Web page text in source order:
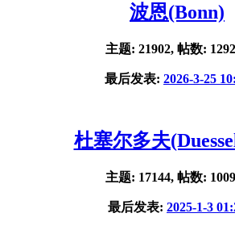
波恩(Bonn)
主题: 21902, 帖数:
最后发表: 2026-3-25
杜塞尔多夫
主题: 17144, 帖数:
最后发表: 2025-1-3